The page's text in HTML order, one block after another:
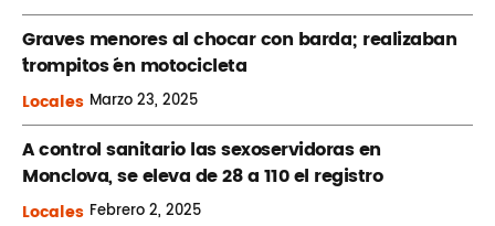
Graves menores al chocar con barda; realizaban
´trompitos ´en motocicleta
Locales Marzo23, 2025
A control sanitario las sexoservidoras en
Monclova, se eleva de 28 a 110 el registro
Locales Febrero2, 2025